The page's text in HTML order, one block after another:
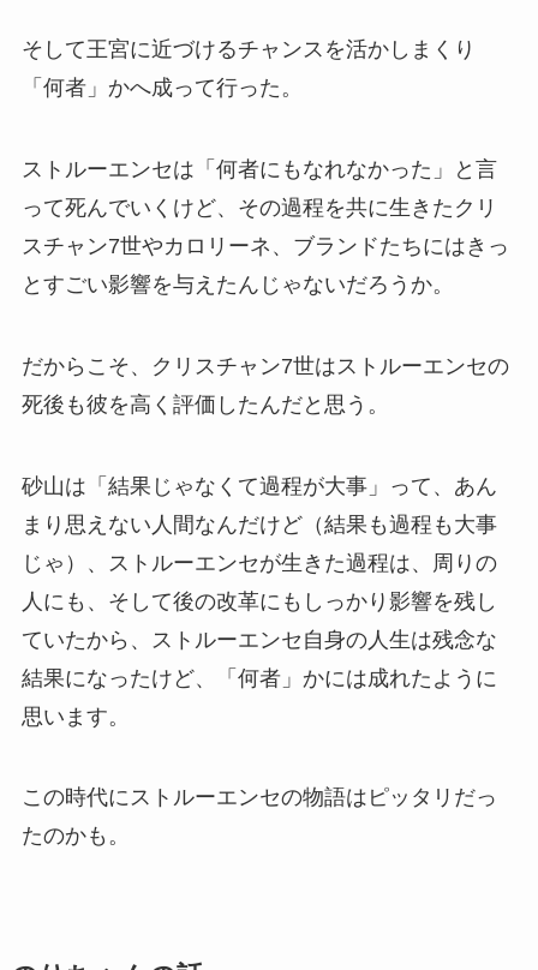
そして王宮に近づけるチャンスを活かしまくり
「何者」かへ成って行った。
ストルーエンセは「何者にもなれなかった」と言
って死んでいくけど、その過程を共に生きたクリ
スチャン7世やカロリーネ、ブランドたちにはきっ
とすごい影響を与えたんじゃないだろうか。
だからこそ、クリスチャン7世はストルーエンセの
死後も彼を高く評価したんだと思う。
砂山は「結果じゃなくて過程が大事」って、あん
まり思えない人間なんだけど（結果も過程も大事
じゃ）、ストルーエンセが生きた過程は、周りの
人にも、そして後の改革にもしっかり影響を残し
ていたから、ストルーエンセ自身の人生は残念な
結果になったけど、「何者」かには成れたように
思います。
この時代にストルーエンセの物語はピッタリだっ
たのかも。